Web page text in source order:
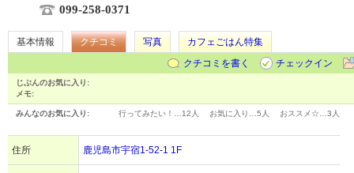
099-258-0371
基本情報 クチコミ 写真
カフェごはん特集
クチコミを書く
チェックイン
じぶんのお気に入り:
メモ:
みんなのお気に入り: 行ってみたい！… 12人 お気に入り… 5人 おススメ☆… 3人
住所 鹿児島市宇宿1-52-1 1F